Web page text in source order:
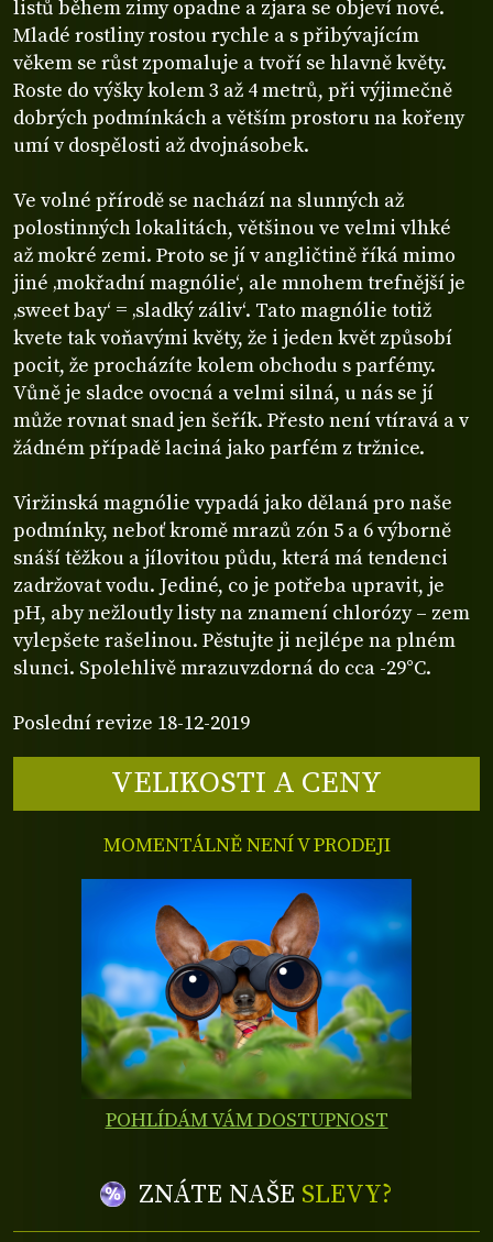
listů během zimy opadne a zjara se objeví nové.
Mladé rostliny rostou rychle a s přibývajícím
věkem se růst zpomaluje a tvoří se hlavně květy.
Roste do výšky kolem 3 až 4 metrů, při výjimečně
dobrých podmínkách a větším prostoru na kořeny
umí v dospělosti až dvojnásobek.
Ve volné přírodě se nachází na slunných až
polostinných lokalitách, většinou ve velmi vlhké
až mokré zemi. Proto se jí v angličtině říká mimo
jiné ‚mokřadní magnólie‘, ale mnohem trefnější je
‚sweet bay‘ = ‚sladký záliv‘. Tato magnólie totiž
kvete tak voňavými květy, že i jeden květ způsobí
pocit, že procházíte kolem obchodu s parfémy.
Vůně je sladce ovocná a velmi silná, u nás se jí
může rovnat snad jen šeřík. Přesto není vtíravá a v
žádném případě laciná jako parfém z tržnice.
Viržinská magnólie vypadá jako dělaná pro naše
podmínky, neboť kromě mrazů zón 5 a 6 výborně
snáší těžkou a jílovitou půdu, která má tendenci
zadržovat vodu. Jediné, co je potřeba upravit, je
pH, aby nežloutly listy na znamení chlorózy – zem
vylepšete rašelinou. Pěstujte ji nejlépe na plném
slunci. Spolehlivě mrazuvzdorná do cca -29°C.
Poslední revize 18-12-2019
VELIKOSTI A CENY
MOMENTÁLNĚ NENÍ V PRODEJI
POHLÍDÁM VÁM DOSTUPNOST
ZNÁTE NAŠE SLEVY?